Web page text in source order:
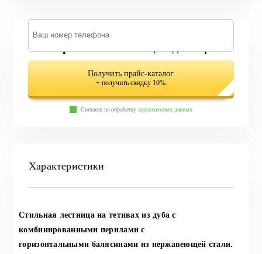
Характеристики
Стильная лестница на тетивах из дуба с
комбинированными перилами с
горизонтальными балясинами из нержавеющей стали.
579 вариантов лестниц в одном файле
Получить прайс-каталог
+ получить скидку 10%
Согласен на обработку персональных данных